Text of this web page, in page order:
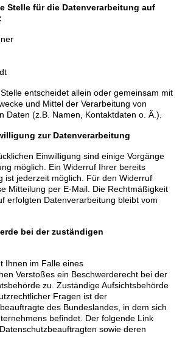
Stelle für die Datenverarbeitung auf
entscheidet allein oder gemeinsam mit
und Mittel der Verarbeitung von
Daten (z.B. Namen, Kontaktdaten o. Ä.).
zur Datenverarbeitung
Einwilligung sind einige Vorgänge
möglich. Ein Widerruf Ihrer bereits
ist jederzeit möglich. Für den Widerruf
Mitteilung per E-Mail. Die Rechtmäßigkeit
erfolgten Datenverarbeitung bleibt vom
bei der zuständigen
Ihnen im Falle eines
Verstoßes ein Beschwerderecht bei der
zu. Zuständige Aufsichtsbehörde
Fragen ist der
des Bundeslandes, in dem sich
befindet. Der folgende Link
sowie deren